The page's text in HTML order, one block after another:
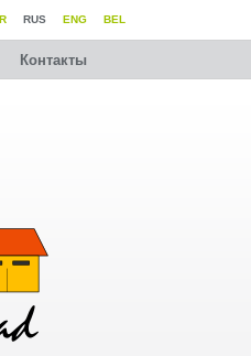
BEL
ENG
RUS
Контакты